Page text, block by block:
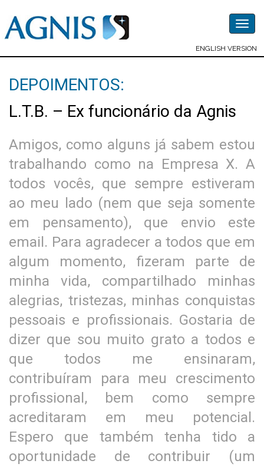
ENGLISH VERSION
DEPOIMENTOS:
L.T.B. – Ex funcionário da Agnis
Amigos, como alguns já sabem estou
trabalhando como na Empresa X. A
todos vocês, que sempre estiveram
ao meu lado (nem que seja somente
em pensamento), que envio este
email. Para agradecer a todos que em
algum momento, fizeram parte de
minha vida, compartilhado minhas
alegrias, tristezas, minhas conquistas
pessoais e profissionais. Gostaria de
dizer que sou muito grato a todos e
que todos me ensinaram,
contribuíram para meu crescimento
profissional, bem como sempre
acreditaram em meu potencial.
Espero que também tenha tido a
oportunidade de contribuir (um